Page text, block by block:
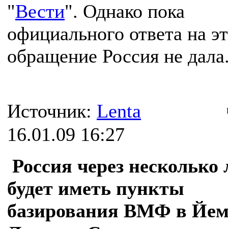
"Вести". Однако пока
официального ответа на
обращение Россия не
Источник: Lenta
16.01.09 16:27
Россия через несколько
будет иметь пункты
базирования ВМФ в